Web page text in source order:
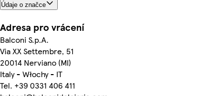
Údaje o značce
Adresa pro vrácení
Balconi S.p.A.
Via XX Settembre, 51
20014 Nerviano (MI)
Italy - Włochy - IT
Tel. +39 0331 406 411